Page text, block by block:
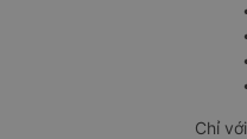
Chỉ